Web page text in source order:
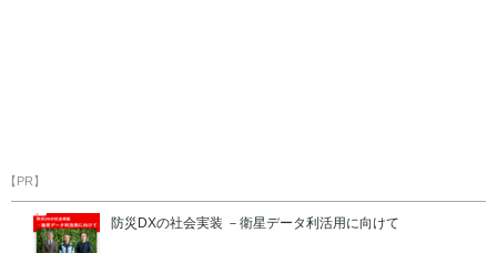
【PR】
防災DXの社会実装 －衛星データ利活用に向けて